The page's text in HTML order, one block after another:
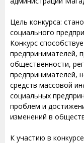
Цель конкурса:
социального
Конкурс
предпринимателей,
общественности,
предпринимателей,
средств массовой
социальных
проблем и
изменений в
К участию в